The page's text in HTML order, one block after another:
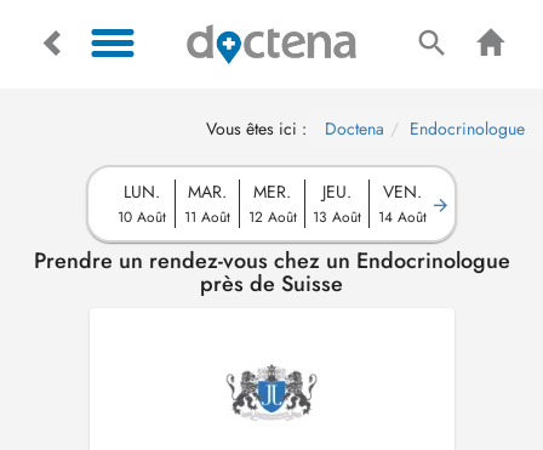
Vous êtes ici : Doctena Endocrinologue
LUN.
10 Août
MAR.
11 Août
MER.
12 Août
JEU.
13 Août
VEN.
14 Août
Prendre un rendez-vous chez un Endocrinologue
près de Suisse